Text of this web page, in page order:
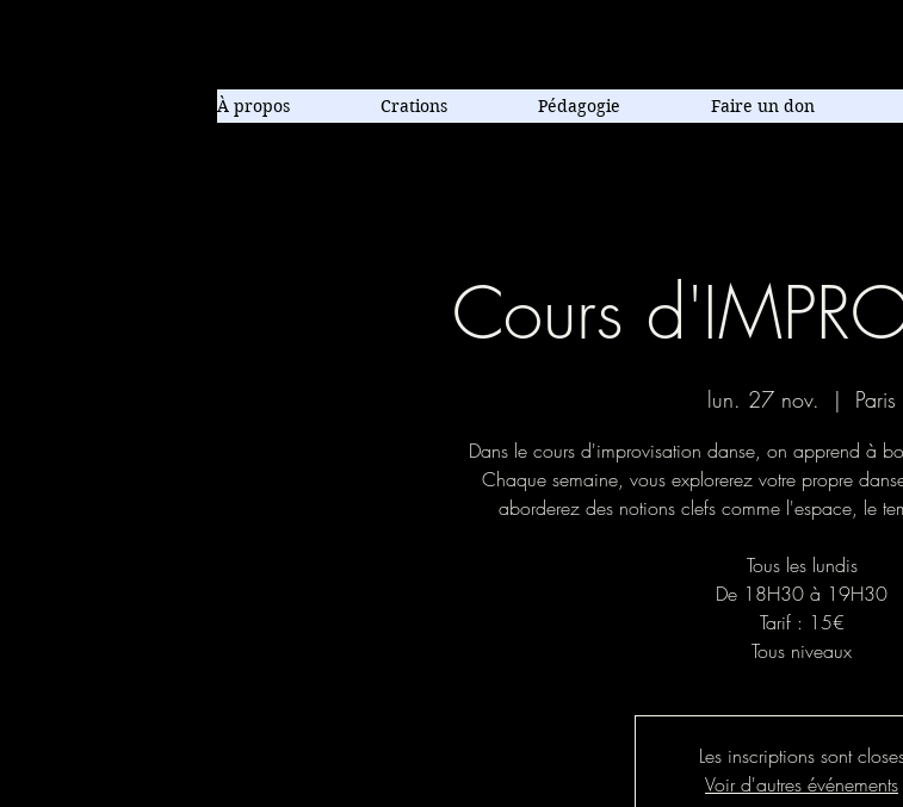
À propos Crations Pédagogie Faire un don
Cours
lun. 27 nov.
  |
Paris
Dans le cours d'improvisation danse, on apprend à
Chaque semaine, vous explorerez votre propre
aborderez des notions clefs comme l'espace, le
Tous les lundis
De 18H30 à 19H30
Tarif : 15€
Tous niveaux
Les inscriptions sont
Voir d'autres événements